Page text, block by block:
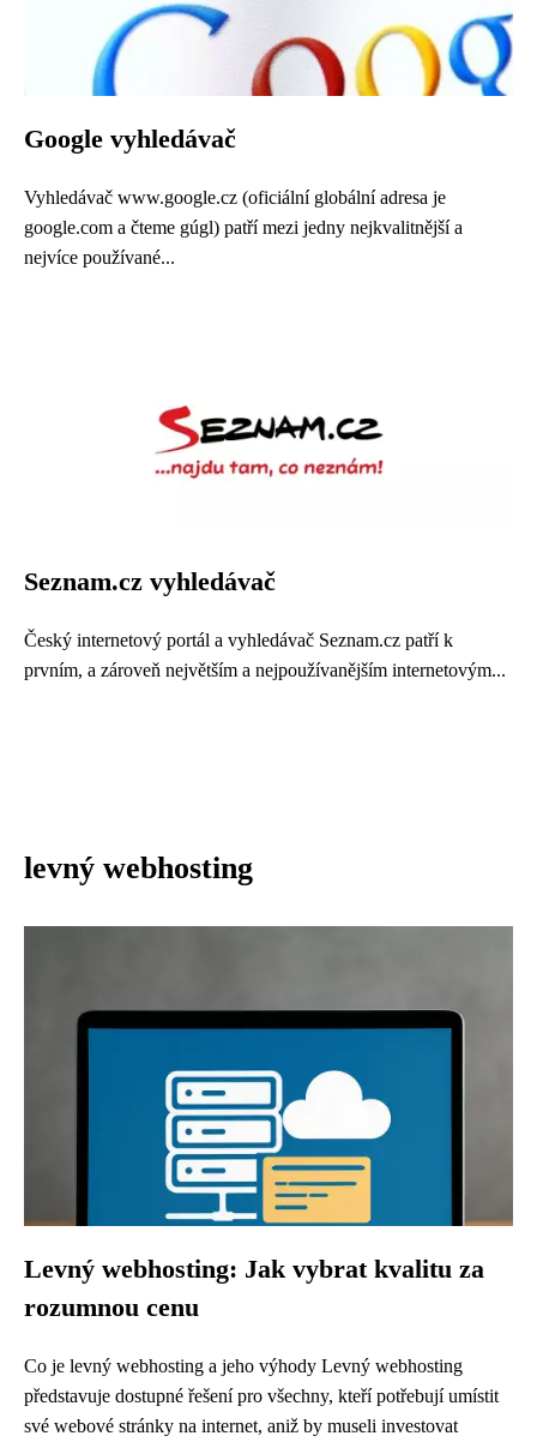
Google vyhledávač
Vyhledávač www.google.cz (oficiální globální adresa je
google.com a čteme gúgl) patří mezi jedny nejkvalitnější a
nejvíce používané...
Seznam.cz vyhledávač
Český internetový portál a vyhledávač Seznam.cz patří k
prvním, a zároveň největším a nejpoužívanějším internetovým...
levný webhosting
Levný webhosting: Jak vybrat kvalitu za
rozumnou cenu
Co je levný webhosting a jeho výhody Levný webhosting
představuje dostupné řešení pro všechny, kteří potřebují umístit
své webové stránky na internet, aniž by museli investovat